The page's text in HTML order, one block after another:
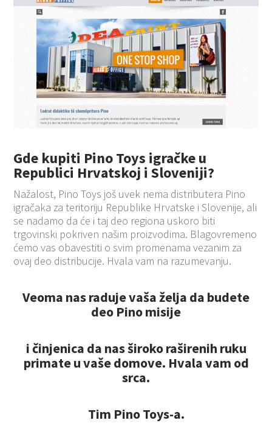
Gde kupiti Pino Toys igračke u
Republici Hrvatskoj i Sloveniji?
Nažalost, Pino Toys još uvek nema distributera Pino
igračaka za teritoriju Republike Hrvatske i Slovenije, ali
se nadamo da će i taj deo regiona uskoro biti
trgovinski pokriven našim proizvodima. Blagovremeno
ćemo vas obavestiti o svim promenama vezanim za
ovaj deo distribucije. Hvala vam na razumevanju.
Veoma nas raduje vaša želja da budete
deo Pino misije
i činjenica da nas široko raširenih ruku
primate u vaše domove. Hvala vam od
srca.
Tim Pino Toys-a.